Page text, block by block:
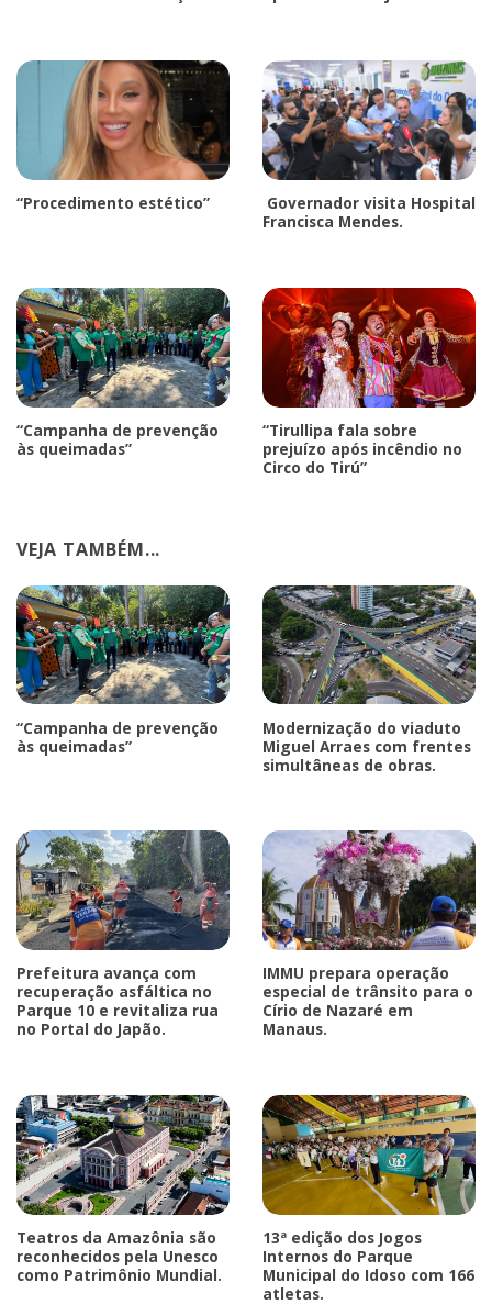
“Procedimento estético”
Governador visita Hospital
Francisca Mendes.
“Campanha de prevenção
às queimadas”
“Tirullipa fala sobre
prejuízo após incêndio no
Circo do Tirú”
VEJA TAMBÉM...
“Campanha de prevenção
às queimadas”
Modernização do viaduto
Miguel Arraes com frentes
simultâneas de obras.
Prefeitura avança com
recuperação asfáltica no
Parque 10 e revitaliza rua
no Portal do Japão.
IMMU prepara operação
especial de trânsito para o
Círio de Nazaré em
Manaus.
Teatros da Amazônia são
reconhecidos pela Unesco
como Patrimônio Mundial.
13ª edição dos Jogos
Internos do Parque
Municipal do Idoso com 166
atletas.